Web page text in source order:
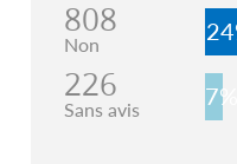
808
Non
226
Sans avis 7%